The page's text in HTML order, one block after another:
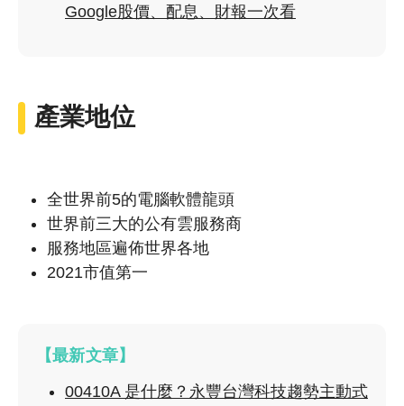
Google股價、配息、財報一次看
產業地位
全世界前5的電腦軟體龍頭
世界前三大的公有雲服務商
服務地區遍佈世界各地
2021市值第一
【最新文章】
00410A 是什麼？永豐台灣科技趨勢主動式